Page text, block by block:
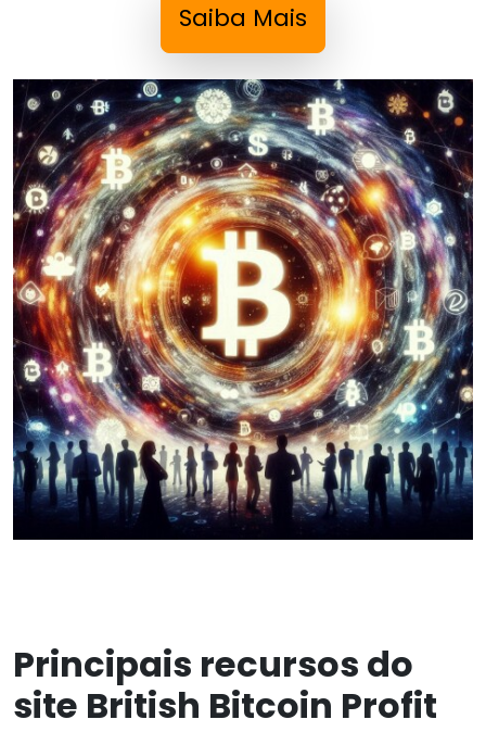
Saiba Mais
Principais recursos do
site British Bitcoin Profit